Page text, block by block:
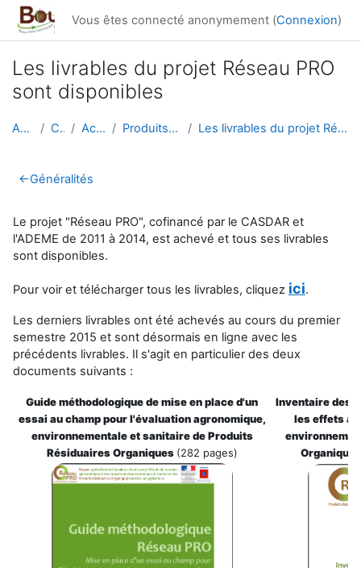
Passer au contenu principal
Vous êtes connecté anonymement (Connexion)
Les livrables du projet Réseau PRO
sont disponibles
Accueil Cours Actualités Produits Réseau PRO Les livrables du projet Réseau PRO sont disponibles
Résumé de section
←Généralités
Le projet "Réseau PRO", cofinancé par le CASDAR et
l'ADEME de 2011 à 2014, est achevé et tous ses livrables
sont disponibles.
Pour voir et télécharger tous les livrables, cliquez ici.
Les derniers livrables ont été achevés au cours du premier
semestre 2015 et sont désormais en ligne avec les
précédents livrables. Il s'agit en particulier des deux
documents suivants :
Guide méthodologique de mise en place d'un
essai au champ pour l'évaluation agronomique,
environnementale et sanitaire de Produits
Résiduaires Organiques (282 pages)
Inventaire des
les effets